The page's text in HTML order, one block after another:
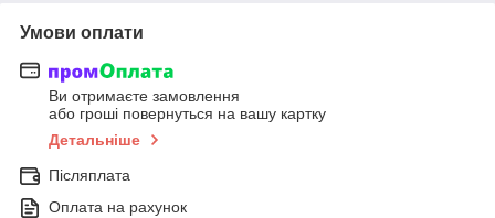
Умови оплати
Ви отримаєте замовлення
або гроші повернуться на вашу картку
Детальніше
Післяплата
Оплата на рахунок